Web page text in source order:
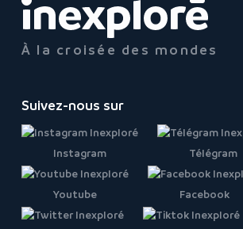
À la croisée des mondes
Suivez-nous sur
Instagram Télégram
Youtube Facebook